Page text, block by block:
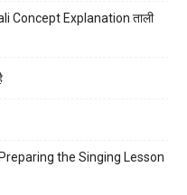
Concept Explanation ताली
the Singing Lesson